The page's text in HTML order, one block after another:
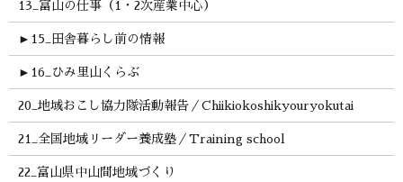
13_富山の仕事（1・2次産業中心）
► 15_田舎暮らし前の情報
► 16_ひみ里山くらぶ
20_地域おこし協力隊活動報告／Chiikiokoshikyouryokutai
21_全国地域リーダー養成塾／Training school
22_富山県中山間地域づくり